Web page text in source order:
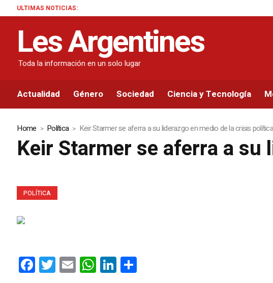
ULTIMAS NOTICIAS:
Les Argentines
Toda la información en un solo lugar
Actualidad Género Sociedad Ciencia y Tecnología
Home Política Keir Starmer se aferra a su liderazgo en medio de la crisis política
Keir Starmer se aferra a
POLÍTICA
FacebookTwitterEmail WhatsAppLinkedIn